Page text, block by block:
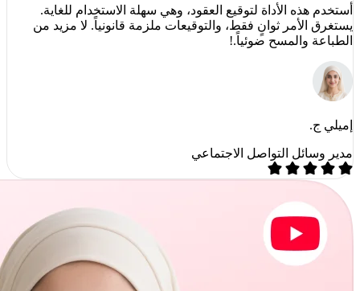
أستخدم هذه الأداة لتوقيع العقود، وهي سهلة الاستخدام للغاية.
يستغرق الأمر ثوانٍ فقط، والتوقيعات ملزمة قانونياً. لا مزيد من
الطباعة والمسح ضوئياً.!
إميلي ج.
مدير وسائل التواصل الاجتماعي